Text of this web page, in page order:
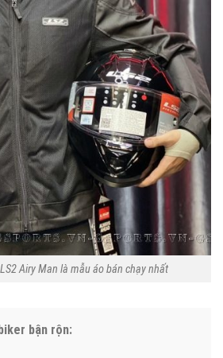
Airy Man là mẫu áo bán chạy nhất
bận rộn: